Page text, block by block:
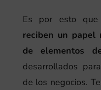
Es por esto que
reciben un papel
de elementos
desarrollados
de los negocios.